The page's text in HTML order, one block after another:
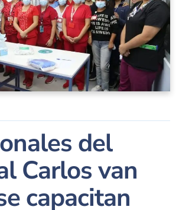
del
Carlos van
capacitan